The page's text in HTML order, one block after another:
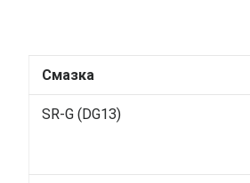
Смазка
SR-G (DG13)